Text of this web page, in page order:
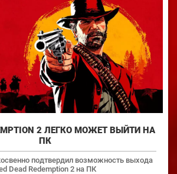
2 ЛЕГКО МОЖЕТ ВЫЙТИ НА
ПК
подтвердил возможность выхода
Dead Redemption 2 на ПК